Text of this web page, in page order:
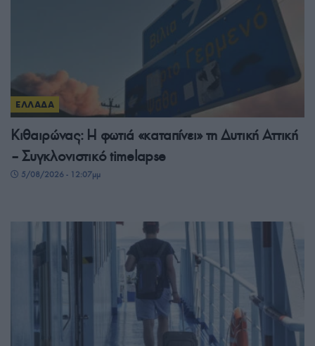
ΕΛΛΑΔΑ
Κιθαιρώνας: Η φωτιά «καταπίνει» τη Δυτική Αττική
– Συγκλονιστικό timelapse
5/08/2026 - 12:07μμ